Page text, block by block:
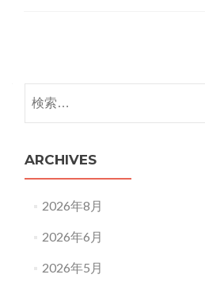
navigation
索:
ARCHIVES
2026年8月
2026年6月
2026年5月